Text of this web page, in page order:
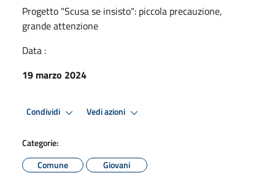
Progetto "Scusa se insisto": piccola precauzione,
grande attenzione
Data :
19 marzo 2024
Condividi Vedi azioni
Categorie:
Comune
Giovani